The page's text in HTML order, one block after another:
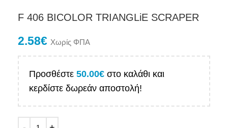
F 406 BICOLOR TRIANGLiE SCRAPER
2.58€ Χωρίς ΦΠΑ
Προσθέστε 50.00€ στο καλάθι και
κερδίστε δωρεάν αποστολή!